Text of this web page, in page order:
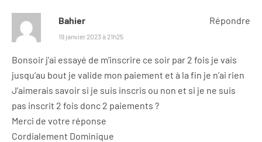
Bahier
19 janvier 2023 à 21h25
Bonsoir j’ai essayé de m’inscrire ce soir par 2 fois je vais
jusqu’au bout je valide mon paiement et à la fin je n’ai rien
J’aimerais savoir si je suis inscris ou non et si je ne suis
pas inscrit 2 fois donc 2 paiements ?
Merci de votre réponse
Cordialement Dominique
Répondre